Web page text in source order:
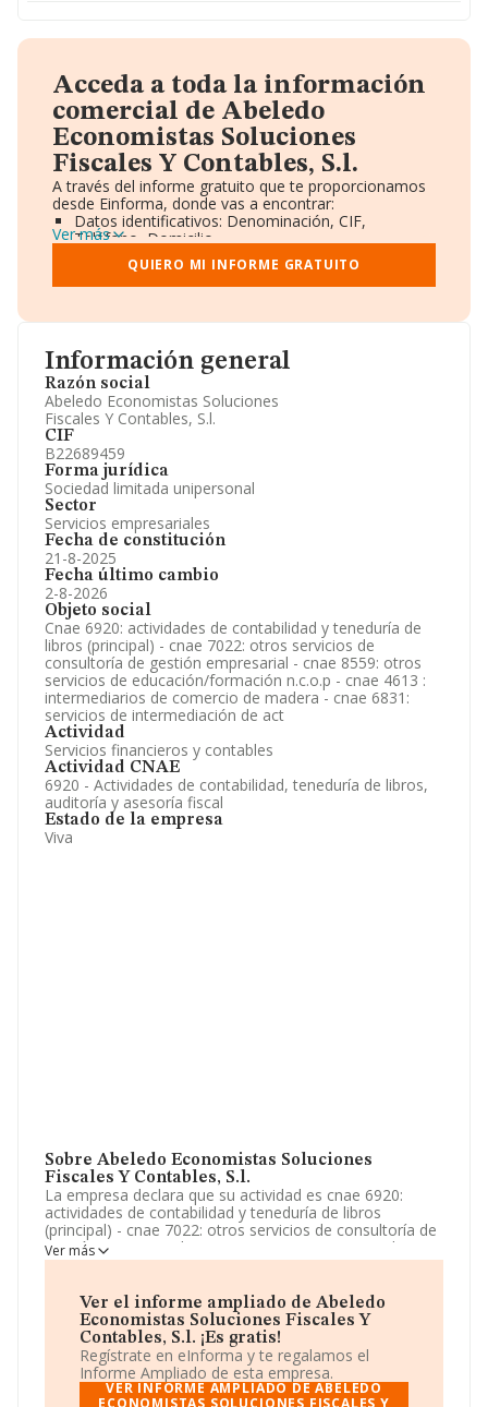
Información general
Razón social
Abeledo Economistas Soluciones
Fiscales Y Contables, S.l.
CIF
B22689459
Forma jurídica
Sociedad limitada unipersonal
Sector
Servicios empresariales
Fecha de constitución
21-8-2025
Fecha último cambio
2-8-2026
Objeto social
Cnae 6920: actividades de contabilidad y teneduría de
libros (principal) - cnae 7022: otros servicios de
consultoría de gestión empresarial - cnae 8559: otros
servicios de educación/formación n.c.o.p - cnae 4613 :
intermediarios de comercio de madera - cnae 6831:
servicios de intermediación de act
Actividad
Servicios financieros y contables
Actividad CNAE
6920 - Actividades de contabilidad, teneduría de libros,
auditoría y asesoría fiscal
Estado de la empresa
Viva
Sobre Abeledo Economistas Soluciones
Fiscales Y Contables, S.l.
La empresa declara que su actividad es cnae 6920:
actividades de contabilidad y teneduría de libros
(principal) - cnae 7022: otros servicios de consultoría de
gestión empresarial - cnae 8559: otros servicios de
educación/formación n.c.o.p - cnae 4613 :
servicios de intermediación de act. La empresa aparece
inscrita en el Registro Mercantil como Sociedad
Limitada. Tiene CNAE: 6920 - 'Actividades de
contabilidad, teneduría de libros, auditoría y asesoría
fiscal'. La empresa no tiene actividad en mercados
exteriores.
Ver más
Ver el informe ampliado de Abeledo
Economistas Soluciones Fiscales Y
Contables, S.l. ¡Es gratis!
Regístrate en eInforma y te regalamos el
Informe Ampliado de esta empresa.
VER INFORME AMPLIADO DE ABELEDO
ECONOMISTAS SOLUCIONES FISCALES Y
Acceda a toda la información
comercial de Abeledo
Economistas Soluciones
Fiscales Y Contables, S.l.
A través del informe gratuito que te proporcionamos
desde Einforma, donde vas a encontrar:
Datos identificativos: Denominación, CIF,
Teléfono, Domicilio.
Informe Mercantil Completo (BORME).
Gráficos de Evolución Ventas y Empleados.
Consejo de Administración y Administradores.
Accionistas.
Artículos de prensa publicados sobre la empresa.
Información oficial y registral complementaria.
Ver más
QUIERO MI INFORME GRATUITO